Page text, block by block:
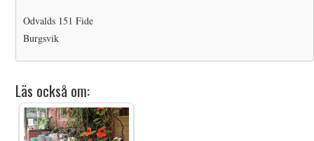
Odvalds 151 Fide
Burgsvik
Läs också om: